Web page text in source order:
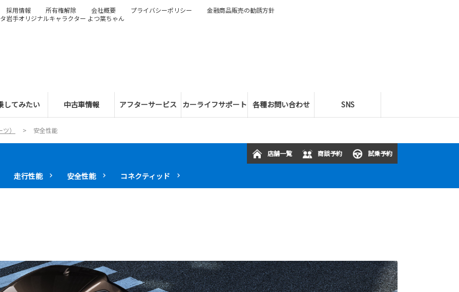
してみたい 中古車情報 アフターサービス カーライフサポート 各種お問い合わせ SNS
採用情報 所有権解除 会社概要 プライバシーポリシー
金融商品販売の勧誘方針
岩手オリジナルキャラクター よつ葉ちゃん
） 安全性能
店舗一覧 商談予約 試乗予約
走行性能 安全性能 コネクティッド